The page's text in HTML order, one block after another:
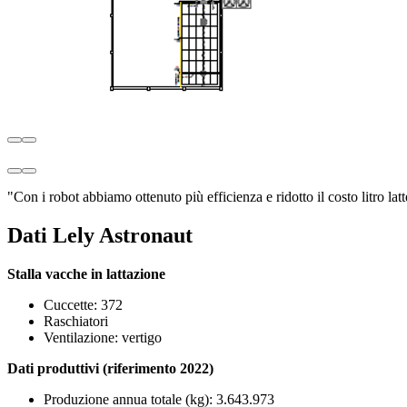
"Con i robot abbiamo ottenuto più efficienza e ridotto il costo litro
Dati Lely Astronaut
Stalla vacche in lattazione
Cuccette: 372
Raschiatori
Ventilazione: vertigo
Dati produttivi (riferimento 2022)
Produzione annua totale (kg): 3.643.973